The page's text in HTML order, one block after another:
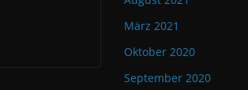
März 2021
Oktober 2020
September 2020